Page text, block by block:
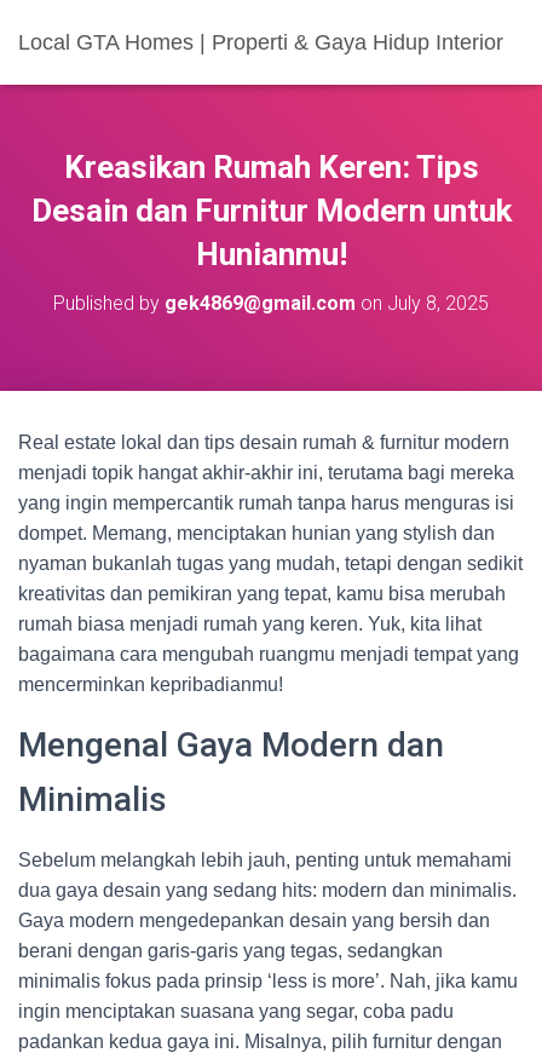
Local GTA Homes | Properti & Gaya Hidup Interior
Kreasikan Rumah Keren: Tips
Desain dan Furnitur Modern untuk
Hunianmu!
Published by gek4869@gmail.com on July 8, 2025
Real estate lokal dan tips desain rumah & furnitur modern
menjadi topik hangat akhir-akhir ini, terutama bagi mereka
yang ingin mempercantik rumah tanpa harus menguras isi
dompet. Memang, menciptakan hunian yang stylish dan
nyaman bukanlah tugas yang mudah, tetapi dengan sedikit
kreativitas dan pemikiran yang tepat, kamu bisa merubah
rumah biasa menjadi rumah yang keren. Yuk, kita lihat
bagaimana cara mengubah ruangmu menjadi tempat yang
mencerminkan kepribadianmu!
Mengenal Gaya Modern dan
Minimalis
Sebelum melangkah lebih jauh, penting untuk memahami
dua gaya desain yang sedang hits: modern dan minimalis.
Gaya modern mengedepankan desain yang bersih dan
berani dengan garis-garis yang tegas, sedangkan
minimalis fokus pada prinsip ‘less is more’. Nah, jika kamu
ingin menciptakan suasana yang segar, coba padu
padankan kedua gaya ini. Misalnya, pilih furnitur dengan